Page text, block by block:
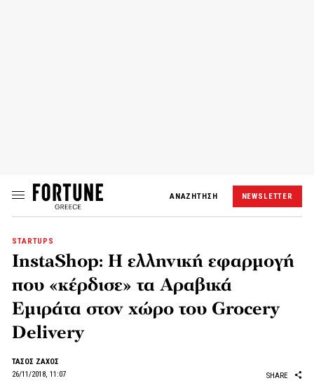
ΑΝΑΖΗΤΗΣΗ NEWSLETTER
STARTUPS
ΙnstaShop: Η ελληνική εφαρμογή
που «κέρδισε» τα Αραβικά
Εμιράτα στον χώρο του Grocery
Delivery
ΤΑΣΟΣ ΖΑΧΟΣ
26/11/2018, 11:07
SHARE